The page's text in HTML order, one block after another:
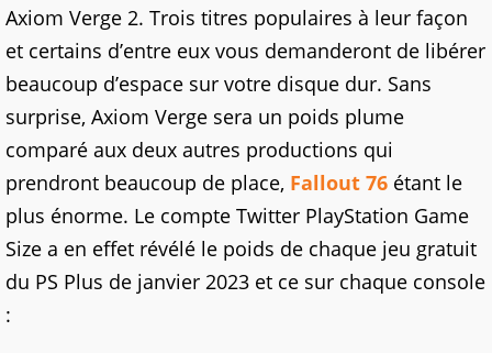
Axiom Verge 2. Trois titres populaires à leur façon
et certains d’entre eux vous demanderont de libérer
beaucoup d’espace sur votre disque dur. Sans
surprise, Axiom Verge sera un poids plume
comparé aux deux autres productions qui
prendront beaucoup de place, Fallout 76 étant le
plus énorme. Le compte Twitter PlayStation Game
Size a en effet révélé le poids de chaque jeu gratuit
du PS Plus de janvier 2023 et ce sur chaque console
: